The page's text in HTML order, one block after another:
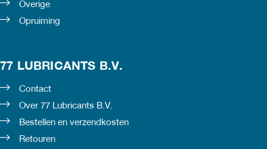
Overige
Opruiming
77 LUBRICANTS B.V.
Contact
Over 77 Lubricants B.V.
Bestellen en verzendkosten
Retouren